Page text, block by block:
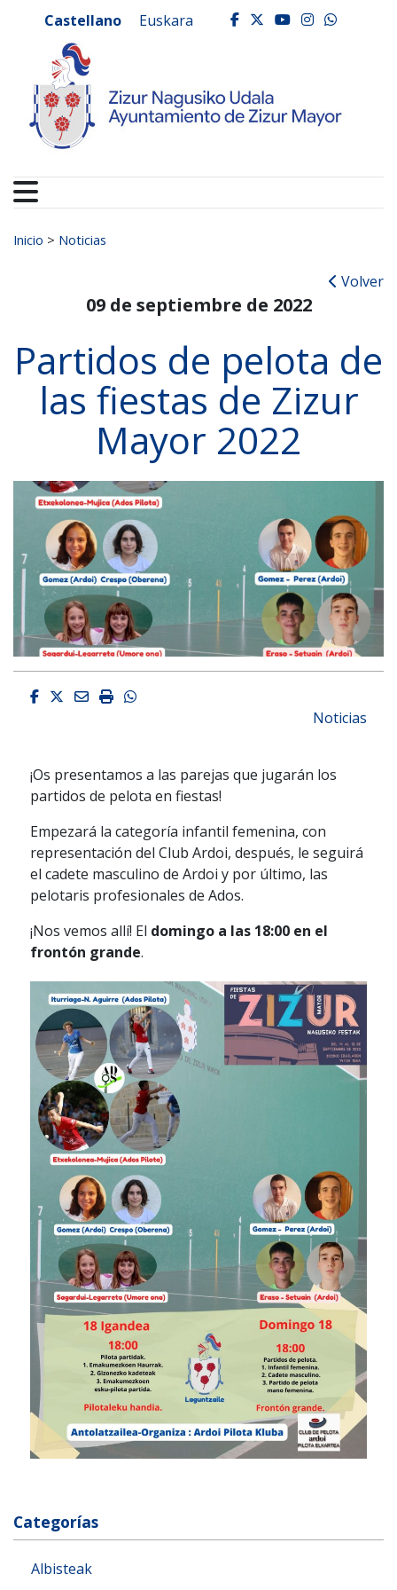
Ayuntamiento de
Castellano Euskara facebook
twitter
youtube
Buscar:
Inicio > Noticias
Volver
09 de septiembre de 2022
Partidos de pelota de
las fiestas de Zizur
Mayor 2022
Facebook
Twitter
EmailImprimirWhatsapp
Noticias
¡Os presentamos a las parejas que jugarán los
partidos de pelota en fiestas!
Empezará la categoría infantil femenina, con
representación del Club Ardoi, después, le seguirá
el cadete masculino de Ardoi y por último, las
pelotaris profesionales de Ados.
¡Nos vemos allí! El domingo a las 18:00 en el
frontón grande.
Categorías
Albisteak